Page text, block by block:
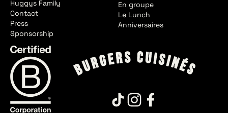
Huggys Family
Contact
Press
Sponsorship
En groupe
Le Lunch
Anniversaires